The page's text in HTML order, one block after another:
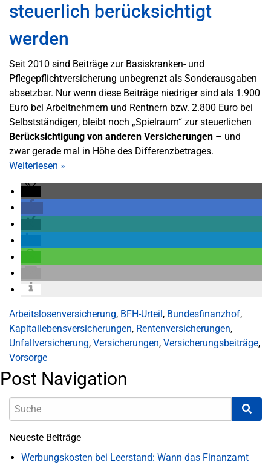
steuerlich berücksichtigt
werden
Seit 2010 sind Beiträge zur Basiskranken- und
Pflegepflichtversicherung unbegrenzt als Sonderausgaben
absetzbar. Nur wenn diese Beiträge niedriger sind als 1.900
Euro bei Arbeitnehmern und Rentnern bzw. 2.800 Euro bei
Selbstständigen, bleibt noch „Spielraum“ zur steuerlichen
Berücksichtigung von anderen Versicherungen – und
zwar gerade mal in Höhe des Differenzbetrages.
Weiterlesen »
Arbeitslosenversicherung, BFH-Urteil, Bundesfinanzhof,
Kapitallebensversicherungen, Rentenversicherungen,
Unfallversicherung, Versicherungen, Versicherungsbeiträge,
Vorsorge
Post Navigation
Neueste Beiträge
Werbungskosten bei Leerstand: Wann das Finanzamt